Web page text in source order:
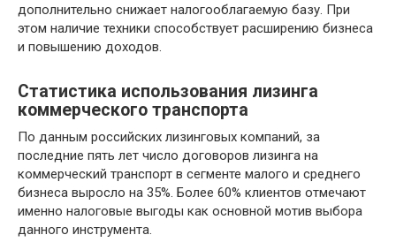
дополнительно снижает налогооблагаемую базу. При
этом наличие техники способствует расширению бизнеса
и повышению доходов.
Статистика использования лизинга
коммерческого транспорта
По данным российских лизинговых компаний, за
последние пять лет число договоров лизинга на
коммерческий транспорт в сегменте малого и среднего
бизнеса выросло на 35%. Более 60% клиентов отмечают
именно налоговые выгоды как основной мотив выбора
данного инструмента.